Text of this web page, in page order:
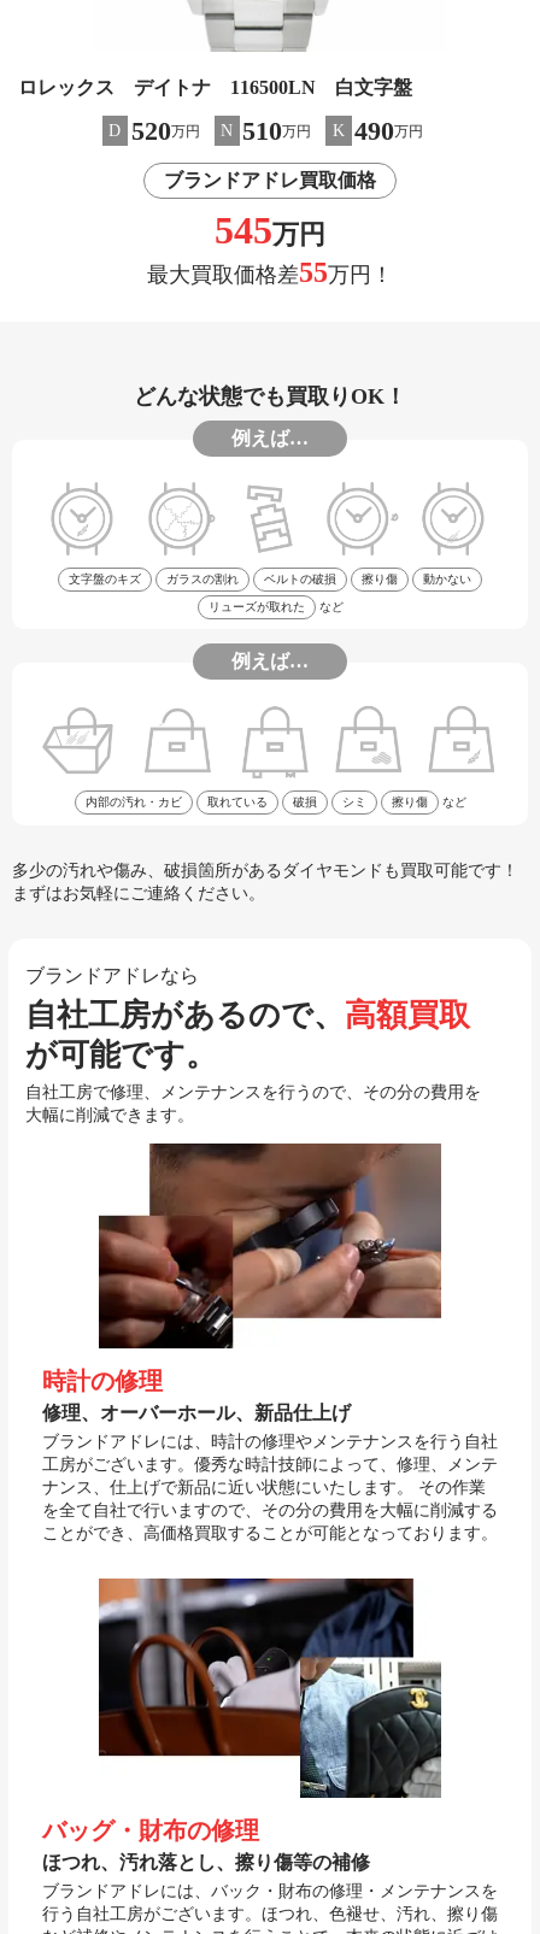
ロレックス デイトナ 116500LN 白文字盤
D 520万円 N 510万円 K 490万円
ブランドアドレ買取価格
545万円
最大買取価格差55万円！
どんな状態でも買取りOK！
例えば…
文字盤のキズ ガラスの割れ ベルトの破損 擦り傷 動かない
リューズが取れた など
例えば…
内部の汚れ・カビ 取れている 破損 シミ 擦り傷 など
多少の汚れや傷み、破損箇所があるダイヤモンドも買取可能です！
まずはお気軽にご連絡ください。
ブランドアドレなら
自社工房があるので、 高額買取
が可能です。
自社工房で修理、メンテナンスを行うので、その分の費用を
大幅に削減できます。
時計の修理
修理、オーバーホール、新品仕上げ
ブランドアドレには、時計の修理やメンテナンスを行う自社
工房がございます。優秀な時計技師によって、修理、メンテ
ナンス、仕上げで新品に近い状態にいたします。 その作業
を全て自社で行いますので、その分の費用を大幅に削減する
ことができ、高価格買取することが可能となっております。
バッグ・財布の修理
ほつれ、汚れ落とし、擦り傷等の補修
ブランドアドレには、バック・財布の修理・メンテナンスを
行う自社工房がございます。ほつれ、色褪せ、汚れ、擦り傷